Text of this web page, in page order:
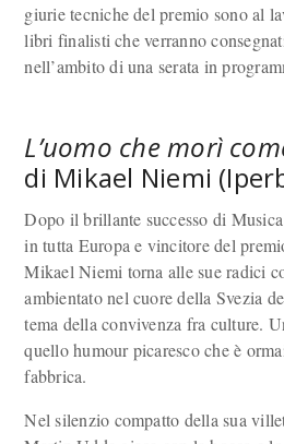
giurie tecniche del premio sono al
libri finalisti che verranno
nell’ambito di una serata in
L’uomo che morì
di Mikael Niemi
Dopo il brillante successo di
in tutta Europa e vincitore del
Mikael Niemi torna alle sue radici
ambientato nel cuore della Svezia
tema della convivenza fra culture.
quello humour picaresco che è
fabbrica.
Nel silenzio compatto della sua